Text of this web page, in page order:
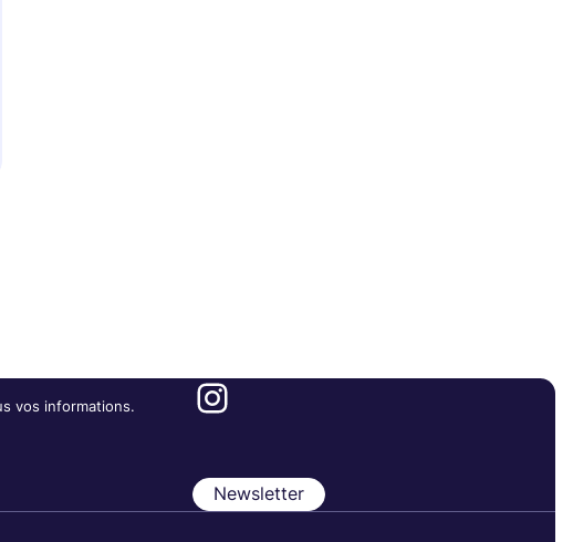
vos informations. Instagram
Newsletter